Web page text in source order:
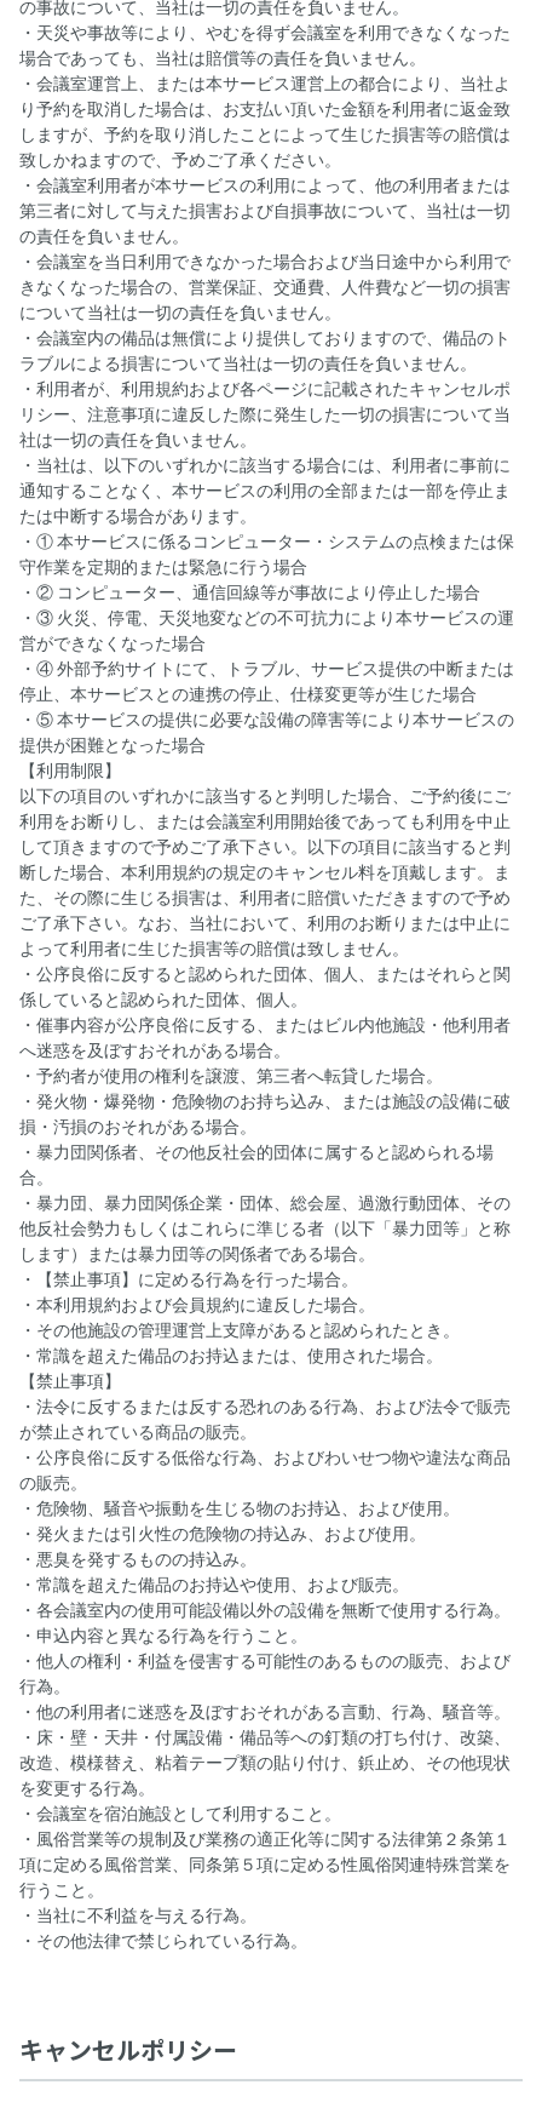
の事故について、当社は一切の責任を負いません。
・天災や事故等により、やむを得ず会議室を利用できなくなった
場合であっても、当社は賠償等の責任を負いません。
・会議室運営上、または本サービス運営上の都合により、当社よ
り予約を取消した場合は、お支払い頂いた金額を利用者に返金致
しますが、予約を取り消したことによって生じた損害等の賠償は
致しかねますので、予めご了承ください。
・会議室利用者が本サービスの利用によって、他の利用者または
第三者に対して与えた損害および自損事故について、当社は一切
の責任を負いません。
・会議室を当日利用できなかった場合および当日途中から利用で
きなくなった場合の、営業保証、交通費、人件費など一切の損害
について当社は一切の責任を負いません。
・会議室内の備品は無償により提供しておりますので、備品のト
ラブルによる損害について当社は一切の責任を負いません。
・利用者が、利用規約および各ページに記載されたキャンセルポ
リシー、注意事項に違反した際に発生した一切の損害について当
社は一切の責任を負いません。
・当社は、以下のいずれかに該当する場合には、利用者に事前に
通知することなく、本サービスの利用の全部または一部を停止ま
たは中断する場合があります。
・① 本サービスに係るコンピューター・システムの点検または保
守作業を定期的または緊急に行う場合
・② コンピューター、通信回線等が事故により停止した場合
・③ 火災、停電、天災地変などの不可抗力により本サービスの運
営ができなくなった場合
・④ 外部予約サイトにて、トラブル、サービス提供の中断または
停止、本サービスとの連携の停止、仕様変更等が生じた場合
・⑤ 本サービスの提供に必要な設備の障害等により本サービスの
提供が困難となった場合
【利用制限】
以下の項目のいずれかに該当すると判明した場合、ご予約後にご
利用をお断りし、または会議室利用開始後であっても利用を中止
して頂きますので予めご了承下さい。以下の項目に該当すると判
断した場合、本利用規約の規定のキャンセル料を頂戴します。ま
た、その際に生じる損害は、利用者に賠償いただきますので予め
ご了承下さい。なお、当社において、利用のお断りまたは中止に
よって利用者に生じた損害等の賠償は致しません。
・公序良俗に反すると認められた団体、個人、またはそれらと関
係していると認められた団体、個人。
・催事内容が公序良俗に反する、またはビル内他施設・他利用者
へ迷惑を及ぼすおそれがある場合。
・予約者が使用の権利を譲渡、第三者へ転貸した場合。
・発火物・爆発物・危険物のお持ち込み、または施設の設備に破
損・汚損のおそれがある場合。
・暴力団関係者、その他反社会的団体に属すると認められる場
合。
・暴力団、暴力団関係企業・団体、総会屋、過激行動団体、その
他反社会勢力もしくはこれらに準じる者（以下「暴力団等」と称
します）または暴力団等の関係者である場合。
・【禁止事項】に定める行為を行った場合。
・本利用規約および会員規約に違反した場合。
・その他施設の管理運営上支障があると認められたとき。
・常識を超えた備品のお持込または、使用された場合。
【禁止事項】
・法令に反するまたは反する恐れのある行為、および法令で販売
が禁止されている商品の販売。
・公序良俗に反する低俗な行為、およびわいせつ物や違法な商品
の販売。
・危険物、騒音や振動を生じる物のお持込、および使用。
・発火または引火性の危険物の持込み、および使用。
・悪臭を発するものの持込み。
・常識を超えた備品のお持込や使用、および販売。
・各会議室内の使用可能設備以外の設備を無断で使用する行為。
・申込内容と異なる行為を行うこと。
・他人の権利・利益を侵害する可能性のあるものの販売、および
行為。
・他の利用者に迷惑を及ぼすおそれがある言動、行為、騒音等。
・床・壁・天井・付属設備・備品等への釘類の打ち付け、改築、
改造、模様替え、粘着テープ類の貼り付け、鋲止め、その他現状
を変更する行為。
・会議室を宿泊施設として利用すること。
・風俗営業等の規制及び業務の適正化等に関する法律第２条第１
項に定める風俗営業、同条第５項に定める性風俗関連特殊営業を
行うこと。
・当社に不利益を与える行為。
・その他法律で禁じられている行為。
キャンセルポリシー